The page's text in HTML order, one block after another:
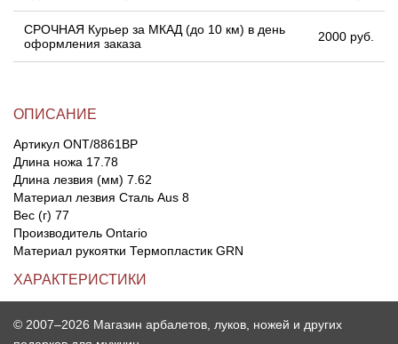
СРОЧНАЯ Курьер за МКАД (до 10 км) в день
оформления заказа
2000 руб.
ОПИСАНИЕ
Артикул ONT/8861BP
Длина ножа 17.78
Длина лезвия (мм) 7.62
Материал лезвия Cталь Aus 8
Вес (г) 77
Производитель Ontario
Материал рукоятки Термопластик GRN
ХАРАКТЕРИСТИКИ
© 2007–2026 Магазин арбалетов, луков, ножей и других